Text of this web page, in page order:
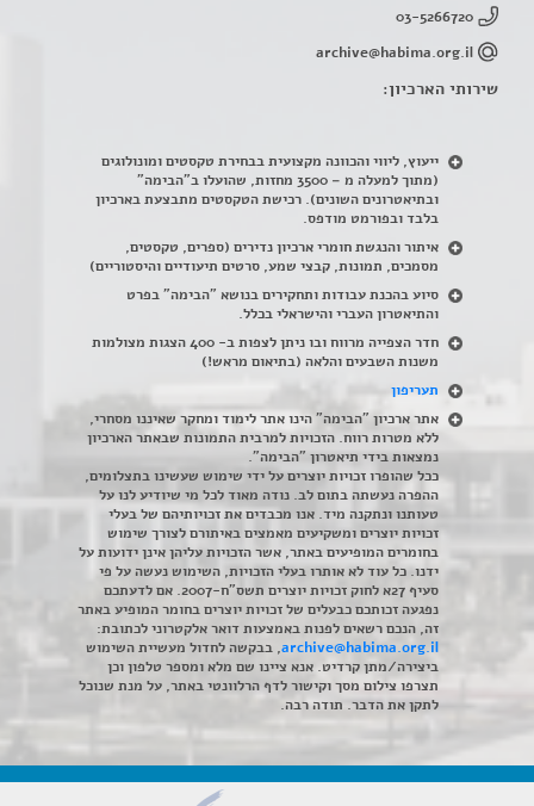
03-5266720
archive@habima.org.il
שירותי הארכיון:
ייעוץ, ליווי והכוונה מקצועית בבחירת טקסטים ומונולוגים
(מתוך למעלה מ – 3500 מחזות, שהועלו ב"הבימה"
ובתיאטרונים השונים). רכישת הטקסטים מתבצעת בארכיון
בלבד ובפורמט מודפס.
איתור והנגשת חומרי ארכיון נדירים (ספרים, טקסטים,
מסמכים, תמונות, קבצי שמע, סרטים תיעודיים והיסטוריים)
סיוע בהכנת עבודות ותחקירים בנושא "הבימה" בפרט
והתיאטרון העברי והישראלי בכלל.
חדר הצפייה מרווח ובו ניתן לצפות ב- 400 הצגות מצולמות
משנות השבעים והלאה (בתיאום מראש!)
תעריפון
אתר ארכיון "הבימה" הינו אתר לימוד ומחקר שאיננו מסחרי,
ללא מטרות רווח. הזכויות למרבית התמונות שבאתר הארכיון
נמצאות בידי תיאטרון "הבימה".
ככל שהופרו זכויות יוצרים על ידי שימוש שעשינו בתצלומים,
ההפרה נעשתה בתום לב. נודה מאוד לכל מי שיודיע לנו על
טעותנו ונתקנה מיד. אנו מכבדים את זכויותיהם של בעלי
זכויות יוצרים ומשקיעים מאמצים באיתורם לצורך שימוש
בחומרים המופיעים באתר, אשר הזכויות עליהן אינן ידועות על
ידנו. כל עוד לא אותרו בעלי הזכויות, השימוש נעשה על פי
סעיף 27א לחוק זכויות יוצרים תשס"ח-2007. אם לדעתכם
נפגעה זכותכם כבעלים של זכויות יוצרים בחומר המופיע באתר
זה, הנכם רשאים לפנות באמצעות דואר אלקטרוני לכתובת:
archive@habima.org.il, בבקשה לחדול מעשיית השימוש
ביצירה/מתן קרדיט. אנא ציינו שם מלא ומספר טלפון וכן
תצרפו צילום מסך וקישור לדף הרלוונטי באתר, על מנת שנוכל
לתקן את הדבר. תודה רבה.